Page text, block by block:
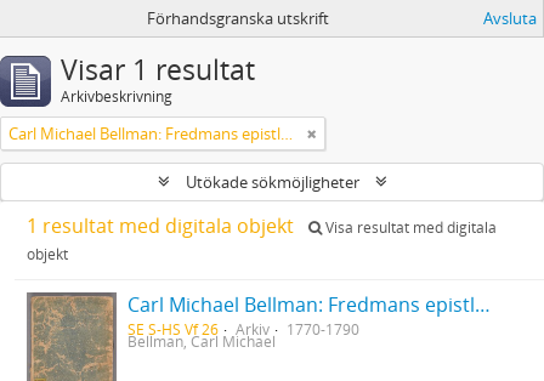
Förhandsgranska utskrift Avsluta
Visar 1 resultat
Arkivbeskrivning
Carl Michael Bellman: Fredmans epistlar [Nechers ex.]. Ep. 1-50
Utökade sökmöjligheter
1 resultat med digitala objekt
Visa resultat med digitala
objekt
Carl Michael Bellman: Fredmans epistlar [Nechers ex.]. Ep. 1-50
SE S-HS Vf 26 Arkiv 1770-1790
Bellman, Carl Michael